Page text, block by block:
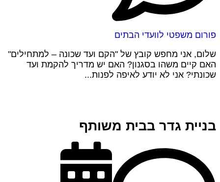
פורום משפטי לוועדי הבתים
שלום, אני מחפש קובץ של "הקם ועד שכונה – למתחילים"
האם קיים משהו בסגנון? האם יש מדריך להקמת ועד
שכונתי? אני לא יודע לאיפה לפנות...
בניית גדר בבית משותף